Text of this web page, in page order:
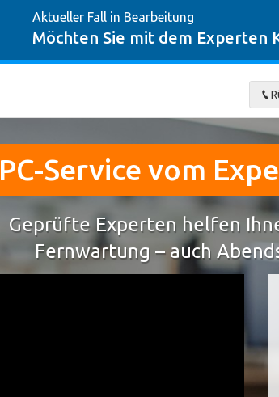
Aktueller Fall in Bearbeitung
Möchten Sie mit dem Experten
PC-Service vom
Geprüfte Experten helfen
Fernwartung – auch